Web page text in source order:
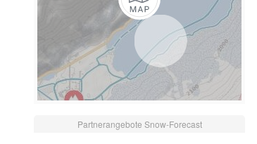
Partnerangebote Snow-Forecast